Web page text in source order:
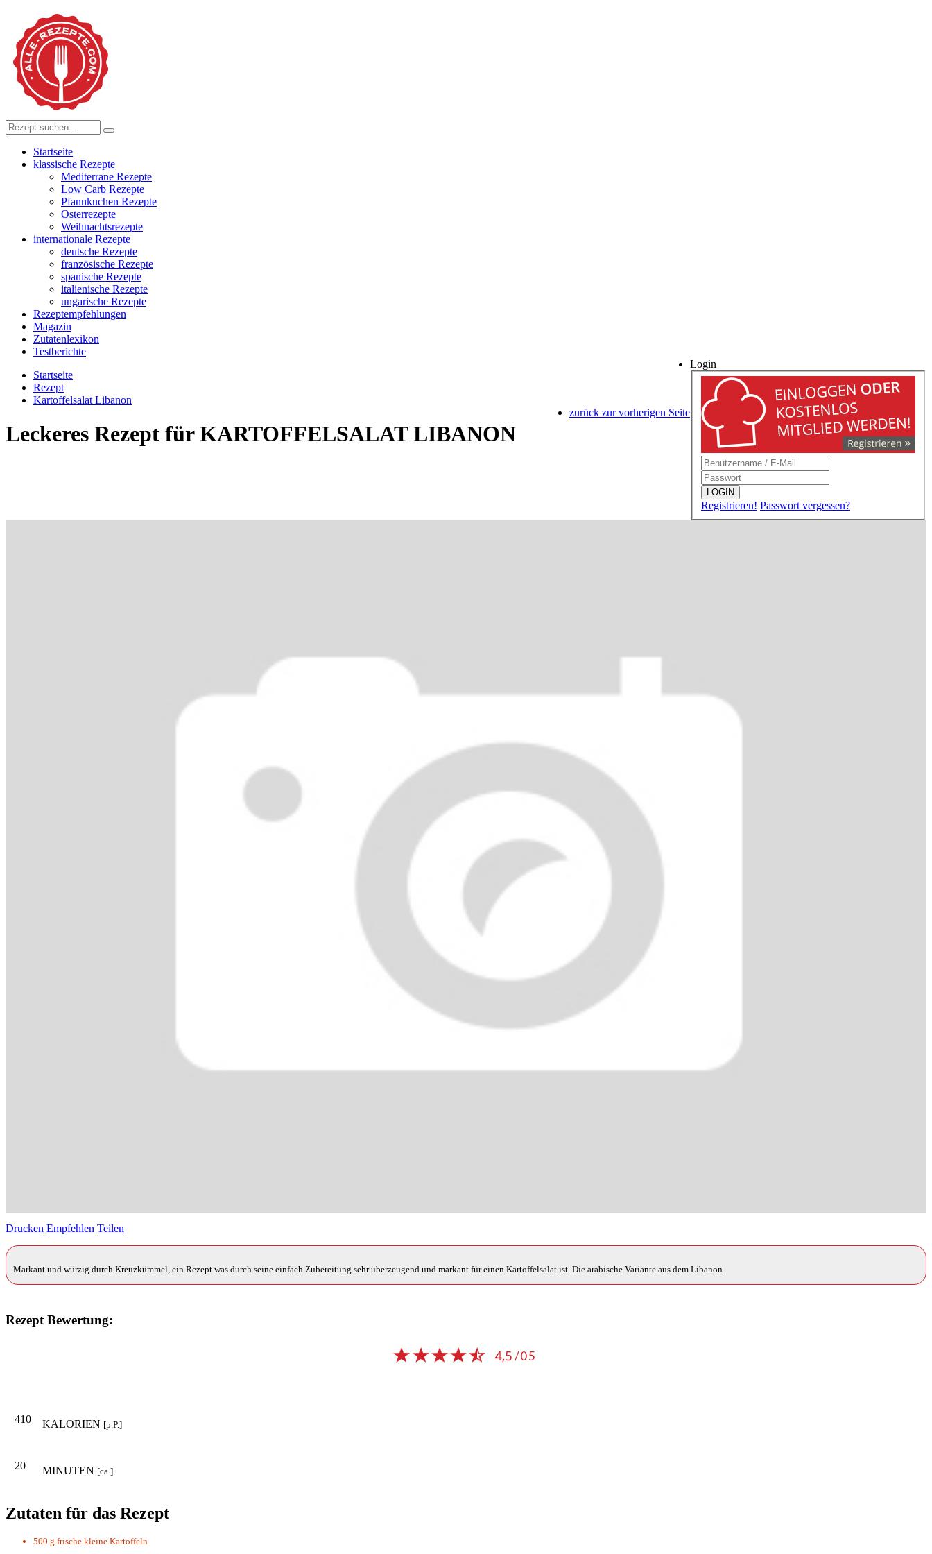
Startseite
klassische Rezepte
Mediterrane Rezepte
Low Carb Rezepte
Pfannkuchen Rezepte
Osterrezepte
Weihnachtsrezepte
internationale Rezepte
deutsche Rezepte
französische Rezepte
spanische Rezepte
italienische Rezepte
ungarische Rezepte
Rezeptempfehlungen
Magazin
Zutatenlexikon
Testberichte
Login
LOGIN
Registrieren! Passwort vergessen?
Startseite
Rezept
Kartoffelsalat Libanon
zurück zur vorherigen Seite
Leckeres Rezept fürKARTOFFELSALAT LIBANON
Drucken Empfehlen Teilen
Markant und würzig durch Kreuzkümmel, ein Rezept was durch seine einfach Zubereitung sehr überzeugend und markant für einen Kartoffelsalat ist. Die arabische Variante aus dem Libanon.
Rezept Bewertung:
410 KALORIEN [p.P.]
20 MINUTEN [ca.]
Zutaten für das Rezept
500 g frische kleine Kartoffeln